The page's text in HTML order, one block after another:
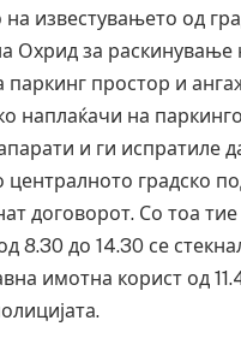
на известувањето од
Охрид за раскинување
паркинг простор и
наплаќачи на
и ги испратиле
централното градско
договорот. Со тоа
8.30 до 14.30 се
имотна корист од